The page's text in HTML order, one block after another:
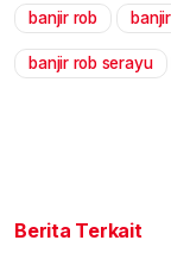
banjir rob
banjir rob serayu
Berita Terkait